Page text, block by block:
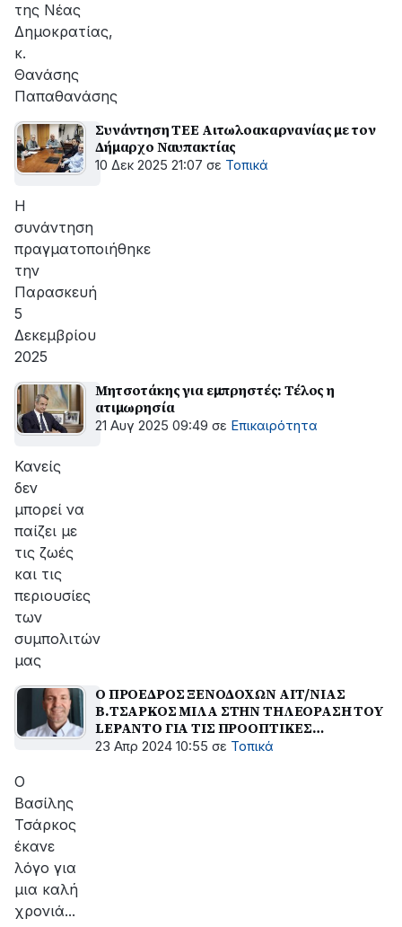
της Νέας
Δημοκρατίας,
κ.
Θανάσης
Παπαθανάσης
Συνάντηση ΤΕΕ Αιτωλοακαρνανίας με τον
Δήμαρχο Ναυπακτίας
10 Δεκ 2025 21:07 σε Τοπικά
H
συνάντηση
πραγματοποιήθηκε
την
Παρασκευή
5
Δεκεμβρίου
2025
Μητσοτάκης για εμπρηστές: Τέλος η
ατιμωρησία
21 Αυγ 2025 09:49 σε Επικαιρότητα
Κανείς
δεν
μπορεί να
παίζει με
τις ζωές
και τις
περιουσίες
των
συμπολιτών
μας
Ο ΠΡΟΕΔΡΟΣ ΞΕΝΟΔΟΧΩΝ ΑΙΤ/ΝΙΑΣ
Β.ΤΣΑΡΚΟΣ ΜΙΛΑ ΣΤΗΝ ΤΗΛΕΟΡΑΣΗ ΤΟΥ
LEPANTO ΓΙΑ ΤΙΣ ΠΡΟΟΠΤΙΚΕΣ
ΤΟΥΡΙΣΜΟΥ ΣΤΗΝ ΑΙΤ/ΝΙΑ
23 Απρ 2024 10:55 σε Τοπικά
Ο
Βασίλης
Τσάρκος
έκανε
λόγο για
μια καλή
χρονιά...